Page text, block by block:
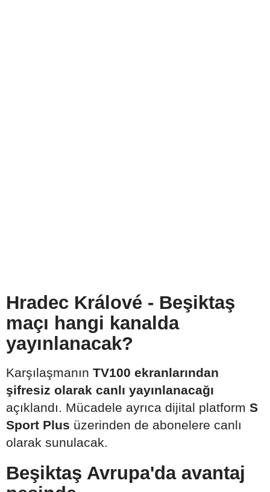
Hradec Králové - Beşiktaş
maçı hangi kanalda
yayınlanacak?
Karşılaşmanın TV100 ekranlarından
şifresiz olarak canlı yayınlanacağı
açıklandı. Mücadele ayrıca dijital platform S
Sport Plus üzerinden de abonelere canlı
olarak sunulacak.
Beşiktaş Avrupa'da avantaj